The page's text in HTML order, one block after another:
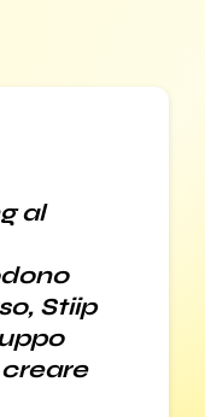
al
Stiip
creare